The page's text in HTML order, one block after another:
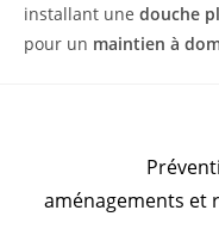
installant une douche
pour un maintien à
aménagements et